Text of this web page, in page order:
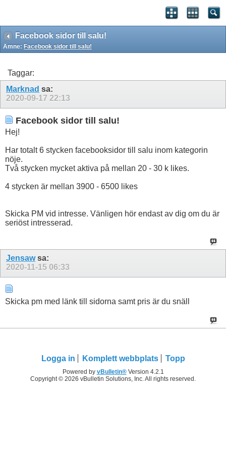
Facebook sidor till salu!
Ämne: Facebook sidor till salu!
Taggar:
Marknad sa:
2020-09-17 22:13
Facebook sidor till salu!
Hej!
Har totalt 6 stycken facebooksidor till salu inom kategorin
nöje.
Två stycken mycket aktiva på mellan 20 - 30 k likes.
4 stycken är mellan 3900 - 6500 likes
Skicka PM vid intresse. Vänligen hör endast av dig om du är
seriöst intresserad.
Jensawsa:
2020-11-15 06:33
Skicka pm med länk till sidorna samt pris är du snäll
Logga in Komplett webbplats Topp
Powered by vBulletin®Version 4.2.1
Copyright © 2026 vBulletin Solutions, Inc. All rights reserved.